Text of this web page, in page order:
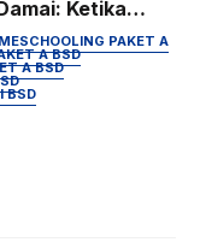
Ketika
Tidak
PAKET A
A BSD
A BSD
BSD